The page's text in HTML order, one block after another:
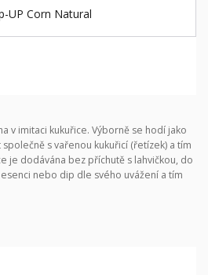
v imitaci kukuřice. Výborně se hodí jako
s vařenou kukuřicí (řetízek) a tím
je dodávána bez příchutě s lahvičkou, do
nebo dip dle svého uvážení a tím